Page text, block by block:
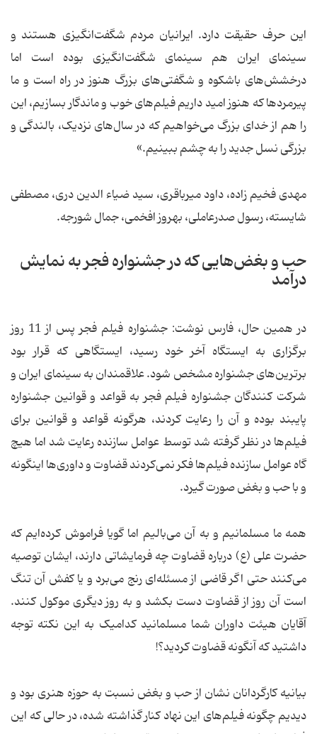
این حرف حقیقت دارد. ایرانیان مردم شگفت‌انگیزی هستند و
سینمای ایران هم سینمای شگفت‌انگیزی بوده است اما
درخشش‌های باشکوه و شگفتی‌های بزرگ هنوز در راه است و ما
پیرمردها که هنوز امید داریم فیلم‌های خوب و ماندگار بسازیم، این
را هم از خدای بزرگ می‌خواهیم که در سال‌های نزدیک، بالندگی و
بزرگی نسل جدید را به چشم ببینیم.»
مهدی فخیم زاده، داود میرباقری، سید ضیاء الدین دری، مصطفی
شایسته، رسول صدرعاملی، بهروز افخمی، جمال شورجه.
حب و بغض‌هایی که در جشنواره فجر به نمایش
درآمد
در همین حال، فارس نوشت: جشنواره فیلم فجر پس از 11 روز
برگزاری به ایستگاه آخر خود رسید، ایستگاهی که قرار بود
برترین‌های جشنواره‌ مشخص شود. علاقمندان به سینمای ایران و
شرکت کنندگان جشنواره فیلم فجر به قواعد و قوانین جشنواره
پایبند بوده و آن را رعایت کردند، هرگونه قواعد و قوانین برای
فیلم‌ها در نظر گرفته شد توسط عوامل سازنده رعایت شد اما هیچ
گاه عوامل سازنده فیلم‌ها فکر نمی‌کردند قضاوت و داوری‌ها اینگونه
و با حب و بغض صورت گیرد.
همه ما مسلمانیم و به آن می‌بالیم اما گویا فراموش کرده‌ایم که
حضرت علی (ع) درباره قضاوت چه فرمایشاتی دارند، ایشان توصیه
می‌کنند حتی اگر قاضی از مسئله‌ای رنج می‌برد و یا کفش آن تنگ
است آن روز از قضاوت دست بکشد و به روز دیگری موکول کنند.
آقایان هیئت داوران شما مسلمانید کدامیک به این نکته توجه
داشتید که آنگونه قضاوت کردید؟!
بیانیه‌ کارگردانان نشان از حب و بغض نسبت به حوزه هنری بود و
دیدیم چگونه فیلم‌های این نهاد کنار گذاشته شده، در حالی که این